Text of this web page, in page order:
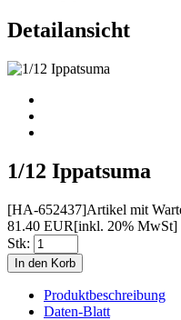
Detailansicht
1/12 Ippatsuma
[HA-652437]Artikel mit
81.40 EUR[inkl. 20% MwSt]
Stk:
Produktbeschreibung
Daten-Blatt